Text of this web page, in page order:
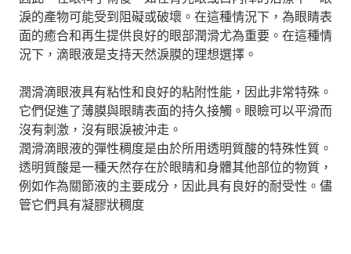
淚的產物可能受到阻礙或破壞。在這種情況下，為眼睛表
面的癒合和再生提供良好的眼部潤滑尤為重要。在這種情
況下，滴眼液是支持天然淚膜的理想選擇。
潤滑滴眼液具有粘性和良好的粘附性能，因此非常特殊。
它們促進了薄膜與眼睛表面的持久接觸。眼瞼可以平滑而
沒有刺激，沒有眼淚被沖走。
潤滑滴眼液的彈性稠度是由於所用透明質酸的特殊性質。
透明質酸是一種天然存在於眼睛和身體其他部位的物質，
例如作為關節液的主要成分，因此具有良好的耐受性。儘
管它們具有凝膠狀稠度